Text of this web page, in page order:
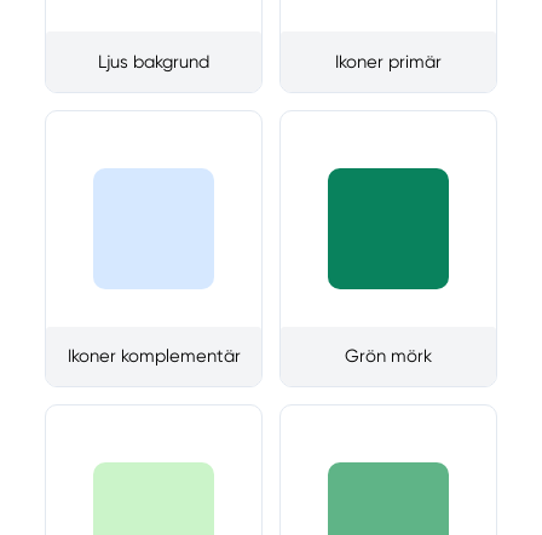
Ljus bakgrund Ikoner primär
Ikoner komplementär Grön mörk